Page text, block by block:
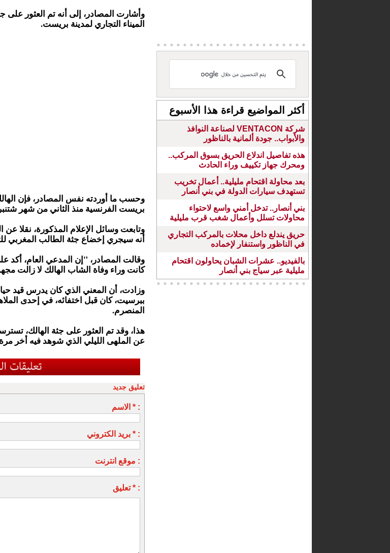
وأشارت المصادر، إلى أنه تم العثور
الميناء التجاري لمدينة بريست.
وحسب ما أوردته نفس المصادر، فإن
بريست الفرنسية منذ الثاني من شهر
وتابعت وسائل الإعلام المذكورة، نقلا
أنه سيجري إخضاع جثة الطالب المغربي
وقالت المصادر، "إن المدعي العام، أكد
كانت وراء وفاة الشاب الهالك لا زالت
وزادت، أن المعني الذي كان يدرس قيد
ببرسيت، كان قبل اختفائه، في إحدى
المنصرم.
هذا، وقد تم العثور على جثة الهالك،
عن الملهى الليلي الذي شوهد فيه أخر
تعليق جديد
الاسم * :
بريد الكتروني * :
موقع انترنت :
تعليق * :
أكثر المواضيع قراءة هذا الأسبوع
شركة VENTACON لصناعة النوافذ
والأبواب.. جودة ألمانية بالناظور
هذه تفاصيل اندلاع الحريق بسوق المركب..
ومحرك جهاز تكييف وراء الحادث
بعد محاولة اقتحام مليلية.. أعمال تخريب
تستهدف سيارات الدولة في بني أنصار
بني أنصار.. تدخل أمني واسع لاحتواء
محاولات تسلل وأعمال شغب قرب مليلية
حريق يندلع داخل محلات بالمركب التجاري
في الناظور واستنفار لإخماده
بالفيديو.. عشرات الشبان يحاولون اقتحام
مليلية عبر سياج بني أنصار